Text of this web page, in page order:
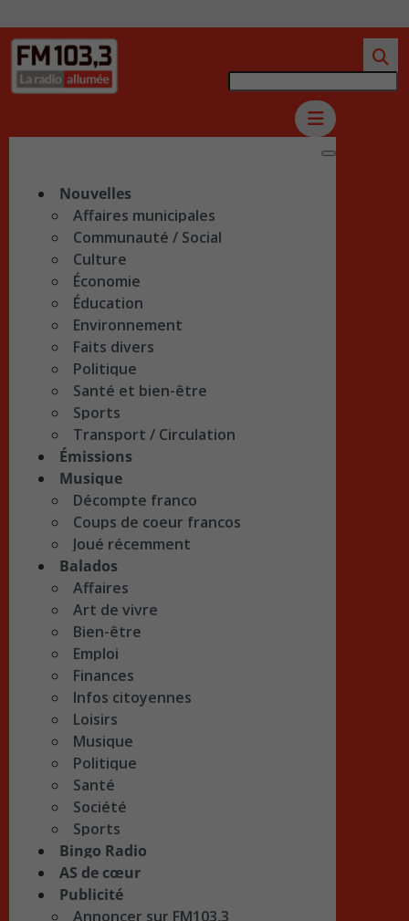
Nouvelles
Affaires municipales
Communauté / Social
Culture
Économie
Éducation
Environnement
Faits divers
Politique
Santé et bien-être
Sports
Transport / Circulation
Émissions
Musique
Décompte franco
Coups de coeur francos
Joué récemment
Balados
Affaires
Art de vivre
Bien-être
Emploi
Finances
Infos citoyennes
Loisirs
Musique
Politique
Santé
Société
Sports
Bingo Radio
AS de cœur
Publicité
Annoncer sur FM103,3